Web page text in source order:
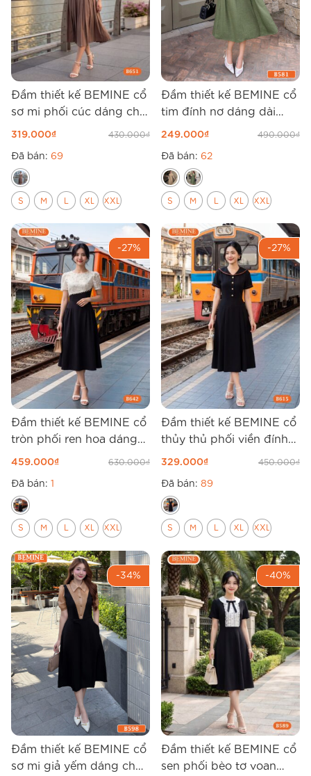
Đầm thiết kế BEMINE cổ
sơ mi phối cúc dáng chữ
A B651
319.000₫ 430.000₫
Đã bán: 69
S M L XL XXL
Đầm thiết kế BEMINE cổ
tim đính nơ dáng dài
B581
249.000₫ 490.000₫
Đã bán: 62
S M L XL XXL
-27%
Đầm thiết kế BEMINE cổ
tròn phối ren hoa dáng
chữ A B642
459.000₫ 630.000₫
Đã bán: 1
S M L XL XXL
-27%
Đầm thiết kế BEMINE cổ
thủy thủ phối viền đính
cúc dáng chữ A B615
329.000₫ 450.000₫
Đã bán: 89
S M L XL XXL
-34%
Đầm thiết kế BEMINE cổ
sơ mi giả yếm dáng chữ
-40%
Đầm thiết kế BEMINE cổ
sen phối bèo tơ voan